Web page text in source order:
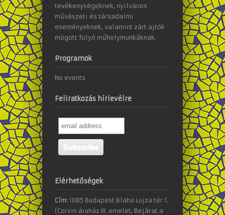
tevékenységeknek, nyilvános
művészeti és társadalmi
eseményeknek, valamint zárt ajtók
mögött folyó műhelymunkáknak.
Programok
No events
Feliratkozás hírlevélre
Elérhetőségek
Cím: 1085 Budapest Blaha Lujza tér 1.
(Corvin áruház III. emelet, Bejárat a